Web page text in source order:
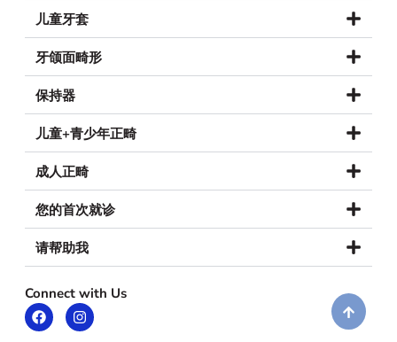
儿童牙套
牙颌面畸形
保持器
儿童+青少年正畸
成人正畸
您的首次就诊
请帮助我
Connect with Us